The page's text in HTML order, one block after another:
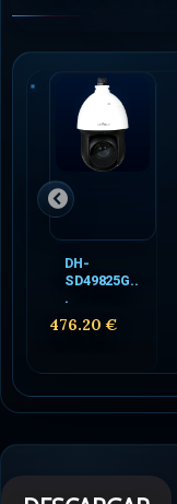
DH-
SD49825G..
.
476.20 €